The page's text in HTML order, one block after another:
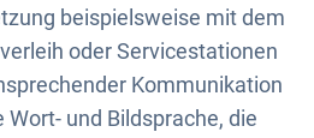
beispielsweise mit dem
oder Servicestationen
Kommunikation
und Bildsprache, die